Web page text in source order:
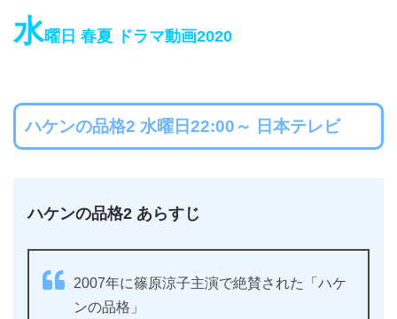
水曜日 春夏 ドラマ動画2020
ハケンの品格2 水曜日22:00～ 日本テレビ
ハケンの品格2 あらすじ
2007年に篠原涼子主演で絶賛された「ハケ
ンの品格」